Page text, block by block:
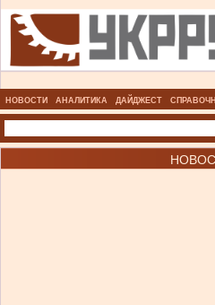
НОВОСТИ АНАЛИТИКА ДАЙДЖЕСТ